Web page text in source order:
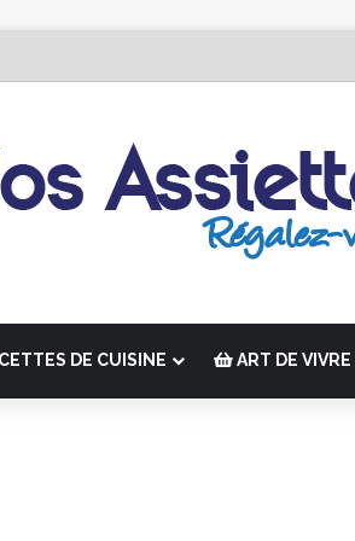
des Chefs” du 19 au 24 octobre 2026
DE CUISINE ART DE VIVRE